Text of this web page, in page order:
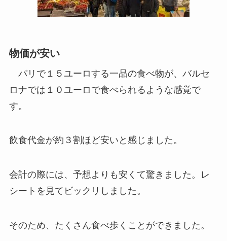
物価が安い
パリで１５ユーロする一品の食べ物が、バルセ
ロナでは１０ユーロで食べられるような感覚で
す。
飲食代金が約３割ほど安いと感じました。
会計の際には、予想よりも安くて驚きました。レ
シートを見てビックリしました。
そのため、たくさん食べ歩くことができました。